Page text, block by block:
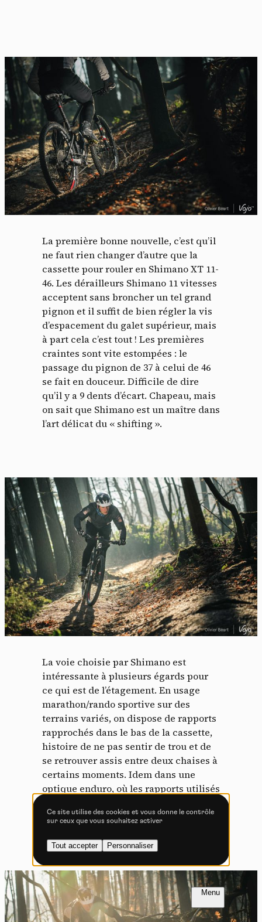
FR NL
La première bonne nouvelle, c’est qu’il
ne faut rien changer d’autre que la
cassette pour rouler en Shimano XT 11-
46. Les dérailleurs Shimano 11 vitesses
acceptent sans broncher un tel grand
pignon et il suffit de bien régler la vis
d’espacement du galet supérieur, mais
à part cela c’est tout ! Les premières
craintes sont vite estompées : le
passage du pignon de 37 à celui de 46
se fait en douceur. Difficile de dire
qu’il y a 9 dents d’écart. Chapeau, mais
on sait que Shimano est un maître dans
l’art délicat du « shifting ».
La voie choisie par Shimano est
intéressante à plusieurs égards pour
ce qui est de l’étagement. En usage
marathon/rando sportive sur des
terrains variés, on dispose de rapports
rapprochés dans le bas de la cassette,
histoire de ne pas sentir de trou et de
se retrouver assis entre deux chaises à
certains moments. Idem dans une
optique enduro, où les rapports utilisés
naturel. Bref, c’est bien vu !
Panneau de gestion des
cookies
En autorisant ces services tiers, vous acceptez le dépôt et la
lecture de cookies et l'utilisation de technologies de suivi
nécessaires à leur bon fonctionnement.
Politique de confidentialité
Tout accepter Tout refuser
Vidéos
Les services de partage de vidéo permettent d'enrichir
le site de contenu multimédia et augmentent sa
visibilité.
Vimeo interdit -Ce service peut déposer
Autoriser Interdire
YouTube interdit -
déposer 4 cookies.
Autoriser Interdire
Ce site utilise des cookies et vous donne le contrôle
sur ceux que vous souhaitez activer
Tout accepter Personnaliser